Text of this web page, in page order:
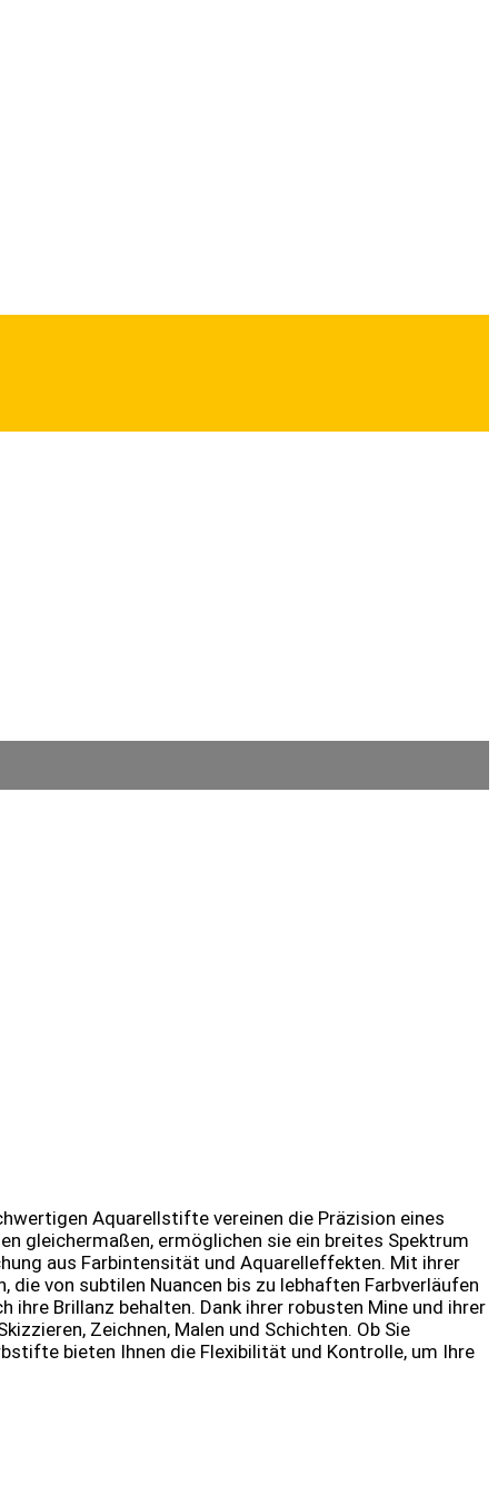
Aquarellstifte vereinen die Präzision eines
gleichermaßen, ermöglichen sie ein breites Spektrum
aus Farbintensität und Aquarelleffekten. Mit ihrer
von subtilen Nuancen bis zu lebhaften Farbverläufen
Brillanz behalten. Dank ihrer robusten Mine und ihrer
Zeichnen, Malen und Schichten. Ob Sie
bieten Ihnen die Flexibilität und Kontrolle, um Ihre